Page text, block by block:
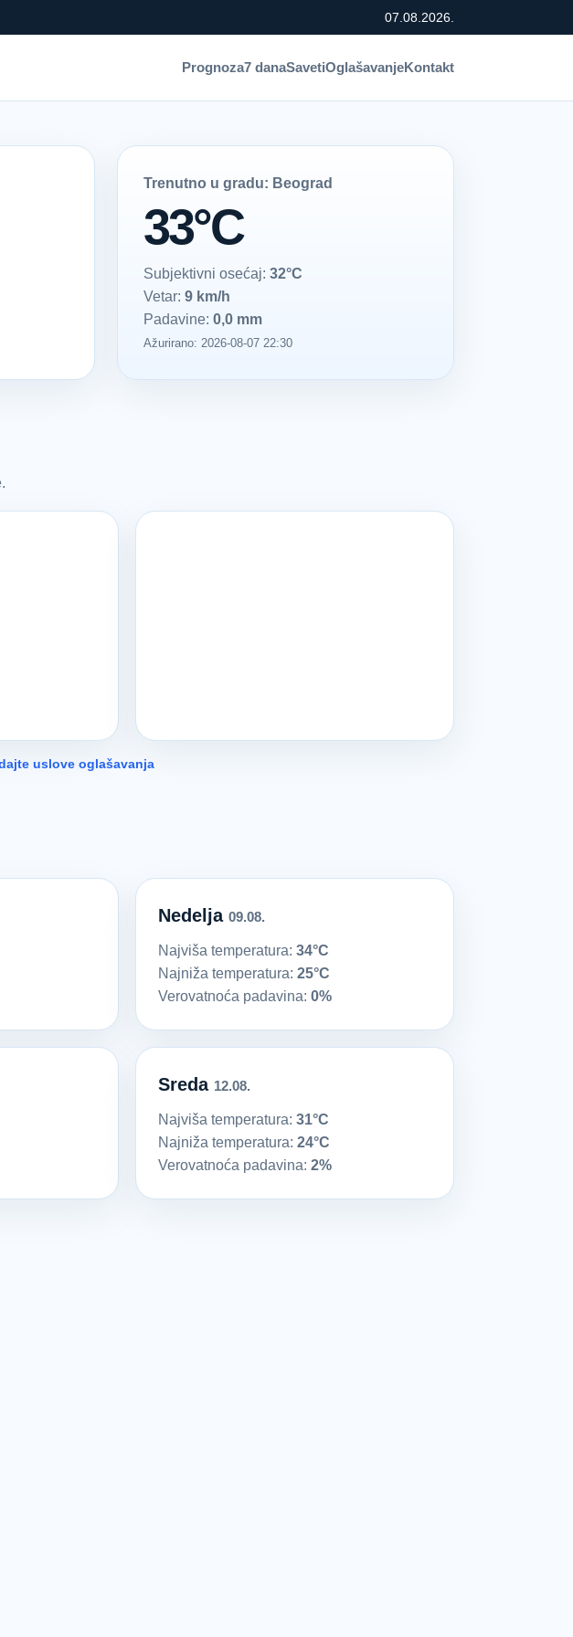
07.08.2026.
Prognoza7 danaSavetiOglašavanjeKontakt
Trenutno u gradu: Beograd
33°C
Subjektivni osećaj:32°C
Vetar:9 km/h
Padavine:0,0 mm
Ažurirano: 2026-08-07 22:30
uslove oglašavanja
Nedelja 09.08.
Najviša temperatura: 34°C
Najniža temperatura: 25°C
Verovatnoća padavina: 0%
Sreda 12.08.
Najviša temperatura: 31°C
Najniža temperatura: 24°C
Verovatnoća padavina: 2%